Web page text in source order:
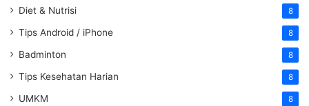
Diet & Nutrisi 8
Tips Android / iPhone 8
Badminton 8
Tips Kesehatan Harian 8
UMKM 8